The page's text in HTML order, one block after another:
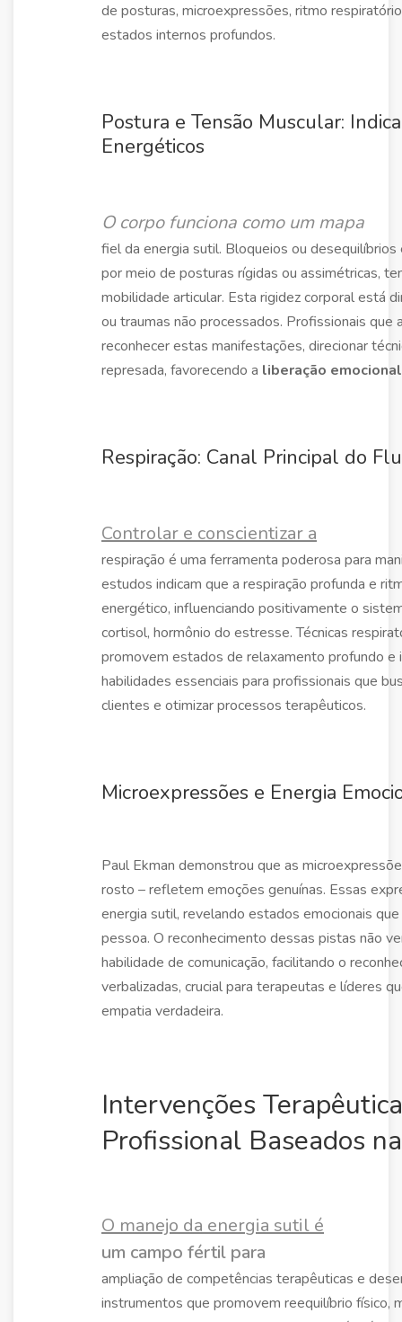
de posturas, microexpressões, ritmo
estados internos profundos.
Postura e Tensão Muscular:
Energéticos
O corpo funciona como um mapa
fiel da energia sutil. Bloqueios ou
por meio de posturas rígidas ou assimétricas,
mobilidade articular. Esta rigidez corporal está
ou traumas não processados. Profissionais que
reconhecer estas manifestações, direcionar
represada, favorecendo a liberação emocional
Respiração: Canal Principal do
Controlar e conscientizar a
respiração é uma ferramenta poderosa para
estudos indicam que a respiração profunda e
energético, influenciando positivamente o
cortisol, hormônio do estresse. Técnicas
promovem estados de relaxamento profundo e
habilidades essenciais para profissionais que
clientes e otimizar processos terapêuticos.
Microexpressões e Energia
Paul Ekman demonstrou que as
rosto – refletem emoções genuínas. Essas
energia sutil, revelando estados emocionais
pessoa. O reconhecimento dessas pistas não
habilidade de comunicação, facilitando o
verbalizadas, crucial para terapeutas e líderes
empatia verdadeira.
Intervenções
Profissional Baseados
O manejo da energia sutil é
um campo fértil para
ampliação de competências terapêuticas e
instrumentos que promovem reequilíbrio físico,